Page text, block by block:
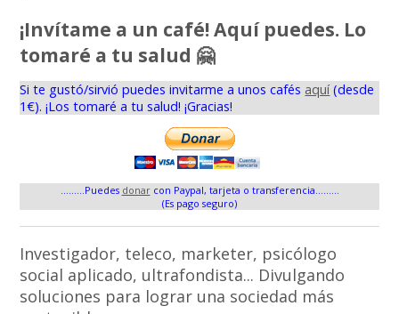
¡Invítame a un café! Aquí puedes. Lo
tomaré a tu salud 🤗
Si te gustó/sirvió puedes invitarme a unos cafés aquí(desde
1€). ¡Los tomaré a tu salud! ¡Gracias!
.........Puedes donarcon Paypal, tarjeta o transferencia.........
(Es pago seguro)
Investigador, teleco, marketer, psicólogo
social aplicado, ultrafondista... Divulgando
soluciones para lograr una sociedad más